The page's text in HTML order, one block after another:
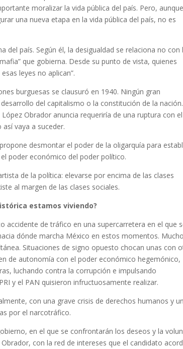
moralizar la vida pública del país. Pero,
una nueva etapa en la vida pública del país, no es
del país. Según él, la desigualdad se relaciona no con
que gobierna. Desde su punto de vista, quienes
leyes no aplican”.
burguesas se clausuró en 1940. Ningún gran
del capitalismo o la constitución de la nación.
Obrador anuncia requeriría de una ruptura con el
vaya a suceder.
desmontar el poder de la oligarquía para
poder económico del poder político.
de la política: elevarse por encima de las clases
al margen de las clases sociales.
estamos viviendo?
accidente de tráfico en una supercarretera en el que
dónde marcha México en estos momentos.
Situaciones de signo opuesto chocan unas con
de autonomía con el poder económico hegemónico,
luchando contra la corrupción e impulsando
y el PAN quisieron infructuosamente realizar.
con una grave crisis de derechos humanos y
por el narcotráfico.
en el que se confrontarán los deseos y la
con la red de intereses que el candidato